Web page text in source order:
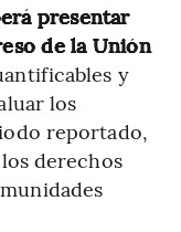
presentar
de la Unión
y
los
reportado,
derechos